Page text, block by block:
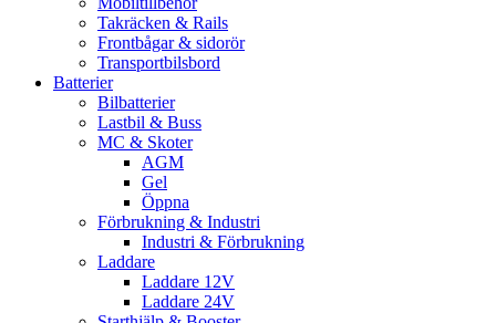
Takräcken & Rails
Frontbågar & sidorör
Transportbilsbord
Batterier
Bilbatterier
Lastbil & Buss
MC & Skoter
AGM
Gel
Öppna
Förbrukning & Industri
Industri & Förbrukning
Laddare
Laddare 12V
Laddare 24V